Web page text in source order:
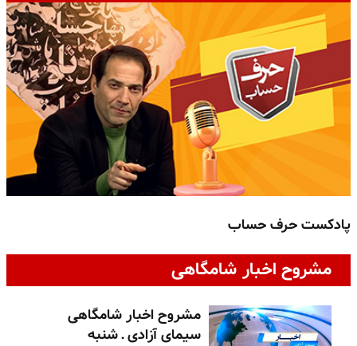
پادکست حرف حساب
مشروح اخبار شامگاهی
مشروح اخبار شامگاهی
سیمای آزادی ـ شنبه